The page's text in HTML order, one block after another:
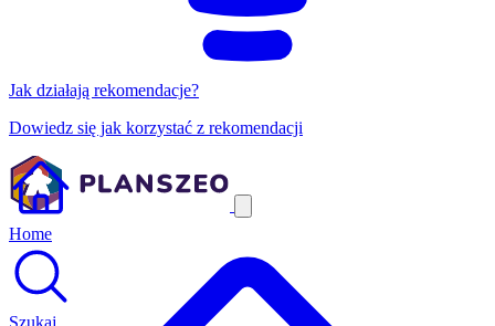
Jak działają rekomendacje?
Dowiedz się jak korzystać z rekomendacji
Home
Szukaj